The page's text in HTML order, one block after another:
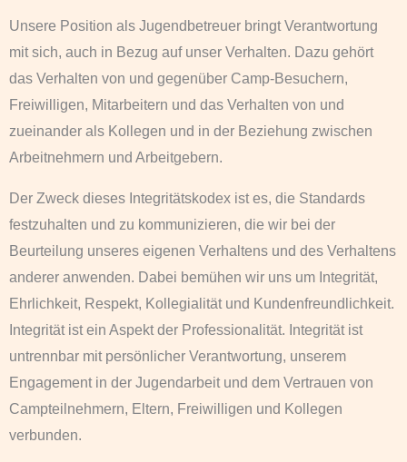
Unsere Position als Jugendbetreuer bringt Verantwortung
mit sich, auch in Bezug auf unser Verhalten. Dazu gehört
das Verhalten von und gegenüber Camp-Besuchern,
Freiwilligen, Mitarbeitern und das Verhalten von und
zueinander als Kollegen und in der Beziehung zwischen
Arbeitnehmern und Arbeitgebern.
Der Zweck dieses Integritätskodex ist es, die Standards
festzuhalten und zu kommunizieren, die wir bei der
Beurteilung unseres eigenen Verhaltens und des Verhaltens
anderer anwenden. Dabei bemühen wir uns um Integrität,
Ehrlichkeit, Respekt, Kollegialität und Kundenfreundlichkeit.
Integrität ist ein Aspekt der Professionalität. Integrität ist
untrennbar mit persönlicher Verantwortung, unserem
Engagement in der Jugendarbeit und dem Vertrauen von
Campteilnehmern, Eltern, Freiwilligen und Kollegen
verbunden.